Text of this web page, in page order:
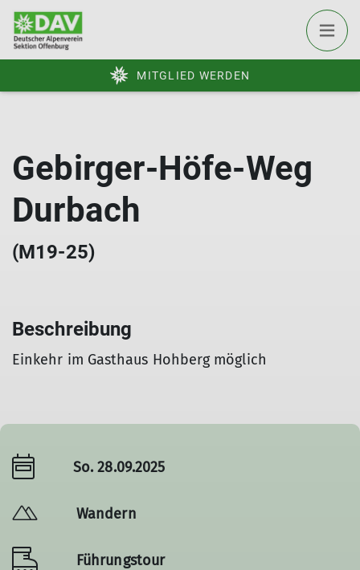
MITGLIED WERDEN
Gebirger-Höfe-Weg
Durbach
(M19-25)
Beschreibung
Einkehr im Gasthaus Hohberg möglich
So. 28.09.2025
Wandern
Führungstour